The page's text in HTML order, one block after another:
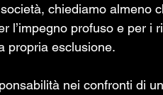
chiediamo almeno
l’impegno profuso e per i
propria esclusione.
nei confronti di